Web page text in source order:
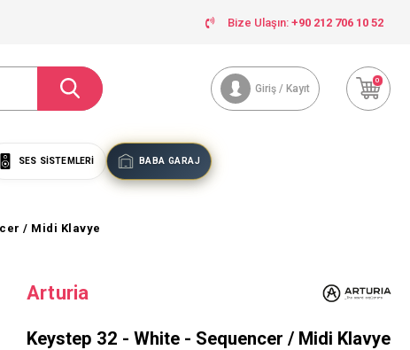
Bize Ulaşın: +90 212 706 10 52
Giriş / Kayıt
0
SES SISTEMLERI BABA GARAJ
/ Midi Klavye
Arturia
Keystep 32 - White - Sequencer / Midi Klavye